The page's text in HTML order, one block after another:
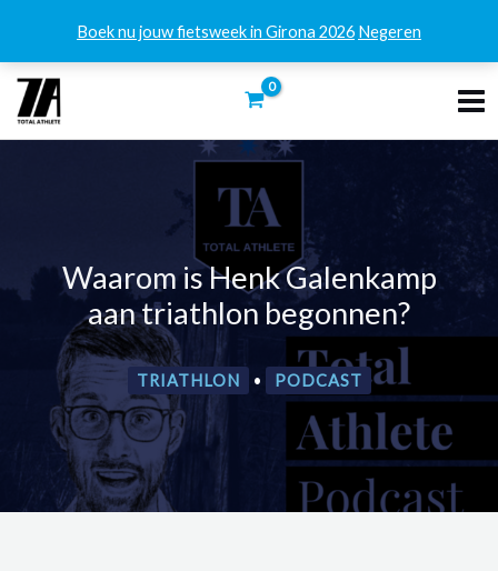
Boek nu jouw fietsweek in Girona 2026 Negeren
Ga
naar
de
Waarom is Henk Galenkamp
aan triathlon begonnen?
TRIATHLON • PODCAST